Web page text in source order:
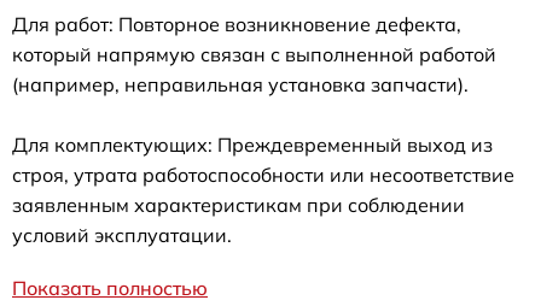
Для работ: Повторное возникновение дефекта,
который напрямую связан с выполненной работой
(например, неправильная установка запчасти).
Для комплектующих: Преждевременный выход из
строя, утрата работоспособности или несоответствие
заявленным характеристикам при соблюдении
условий эксплуатации.
Показать полностью